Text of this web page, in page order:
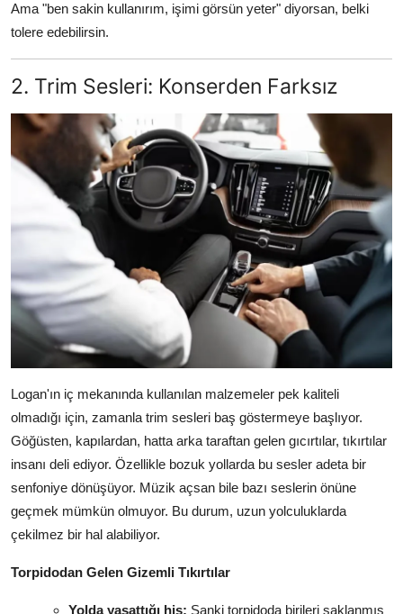
Ama "ben sakin kullanırım, işimi görsün yeter" diyorsan, belki
tolere edebilirsin.
2. Trim Sesleri: Konserden Farksız
Logan'ın iç mekanında kullanılan malzemeler pek kaliteli
olmadığı için, zamanla trim sesleri baş göstermeye başlıyor.
Göğüsten, kapılardan, hatta arka taraftan gelen gıcırtılar, tıkırtılar
insanı deli ediyor. Özellikle bozuk yollarda bu sesler adeta bir
senfoniye dönüşüyor. Müzik açsan bile bazı seslerin önüne
geçmek mümkün olmuyor. Bu durum, uzun yolculuklarda
çekilmez bir hal alabiliyor.
Torpidodan Gelen Gizemli Tıkırtılar
Yolda yaşattığı his: Sanki torpidoda birileri saklanmış